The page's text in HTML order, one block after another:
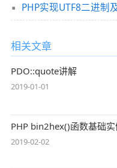
PHP实现UTF8二进制
相关文章
PDO::quote讲解
2019-01-01
PHP bin2hex()函数基础
2019-02-02